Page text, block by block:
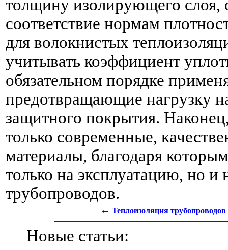
толщину изолирующего
соответствие нормам
для волокнистых
учитывать коэффициент
обязательном порядке
предотвращающие нагрузку
защитного покрытия.
только современные,
материалы, благодаря
только на эксплуатацию, но и
трубопроводов.
← Теплоизоляция трубопроводов
Новые статьи: